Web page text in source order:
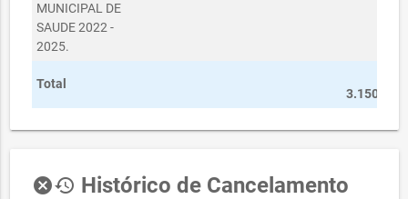
MUNICIPAL DE
SAUDE 2022 -
2025.
Total
3.150,52
cancelhistory Histórico de Cancelamento